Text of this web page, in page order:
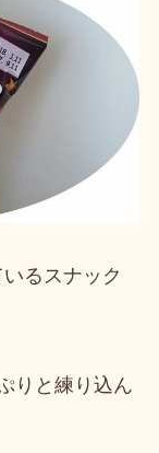
るスナック
りと練り込ん